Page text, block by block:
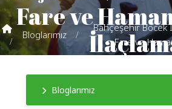
Fare ve
Bloglarımız
Bahçeşehir Böcek
Fare ve
Bloglarımız